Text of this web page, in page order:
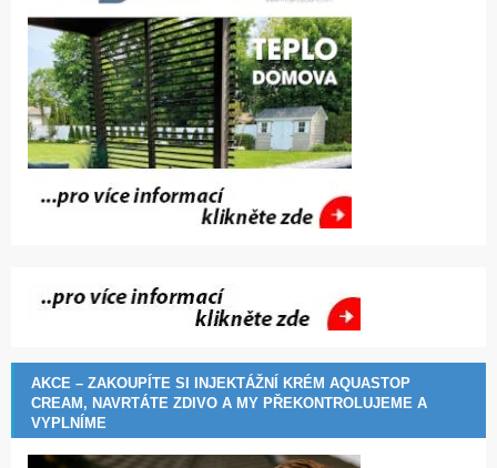
AKCE – ZAKOUPÍTE SI INJEKTÁŽNÍ KRÉM AQUASTOP
CREAM, NAVRTÁTE ZDIVO A MY PŘEKONTROLUJEME A
VYPLNÍME